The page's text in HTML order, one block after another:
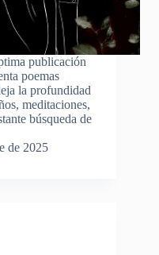
publicación
poemas
la profundidad
meditaciones,
búsqueda de
de 2025